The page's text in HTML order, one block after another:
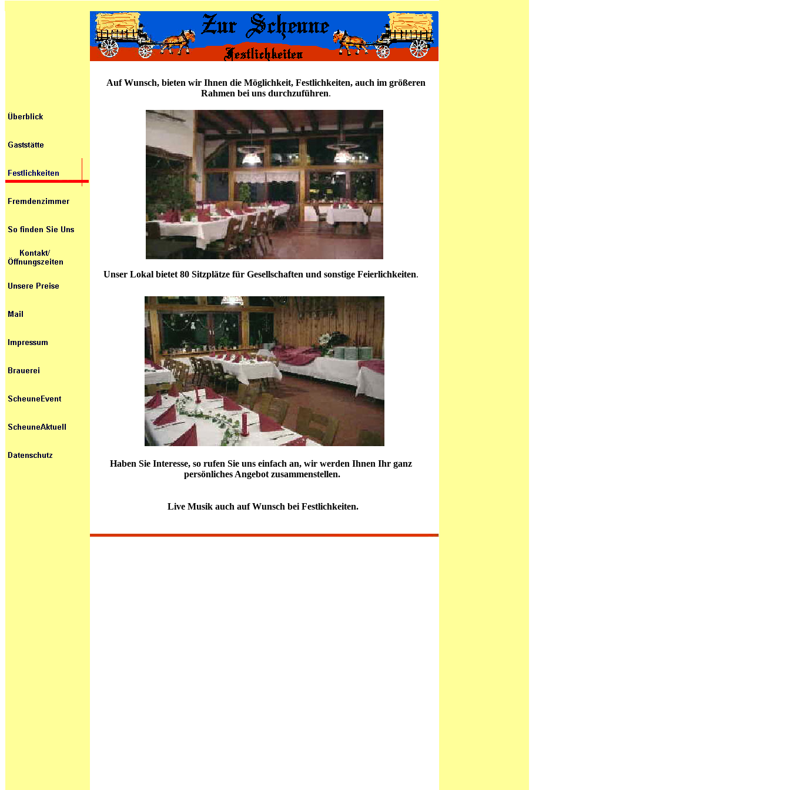
Auf Wunsch, bieten wir Ihnen die Möglichkeit, Festlichkeiten, auch im größeren
Rahmen bei uns durchzuführen.
Unser Lokal bietet 80 Sitzplätze für Gesellschaften und sonstige Feierlichkeiten.
Haben Sie Interesse, so rufen Sie uns einfach an, wir werden Ihnen Ihr ganz
persönliches Angebot zusammenstellen.
Live Musik auch auf Wunsch bei Festlichkeiten.